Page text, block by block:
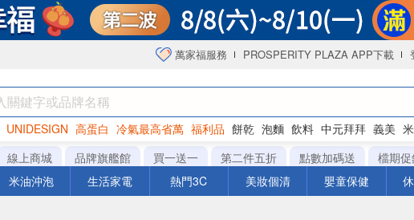
萬家福服務 PROSPERITY PLAZA APP下載
UNIDESIGN 高蛋白 冷氣最高省萬 福利品 餅乾 泡麵 飲料 中元拜拜 義美 米
罐頭 海苔 洋芋片
線上商城 品牌旗艦館 買一送一 第二件五折 點數加碼送 檔期
米油沖泡 生活家電 熱門3C 美妝個清 嬰童保健